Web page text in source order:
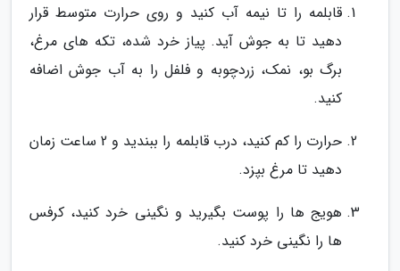
قابلمه را تا نیمه آب کنید و روی حرارت متوسط قرار
دهید تا به جوش آید. پیاز خرد شده، تکه های مرغ،
برگ بو، نمک، زردچوبه و فلفل را به آب جوش اضافه
کنید.
حرارت را کم کنید، درب قابلمه را ببندید و 2 ساعت زمان
دهید تا مرغ بپزد.
هویج ها را پوست بگیرید و نگینی خرد کنید، کرفس
ها را نگینی خرد کنید.